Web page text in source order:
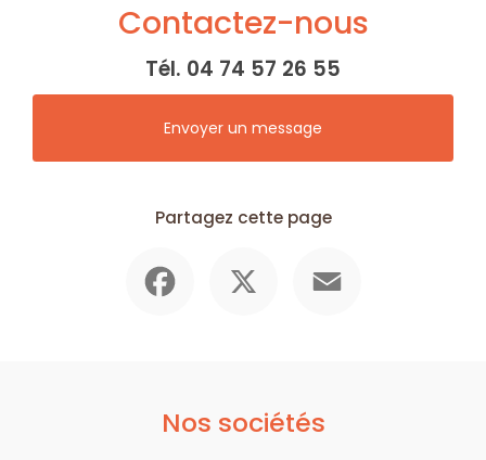
Contactez-nous
Tél. 04 74 57 26 55
Envoyer un message
Partagez cette page
Nos sociétés